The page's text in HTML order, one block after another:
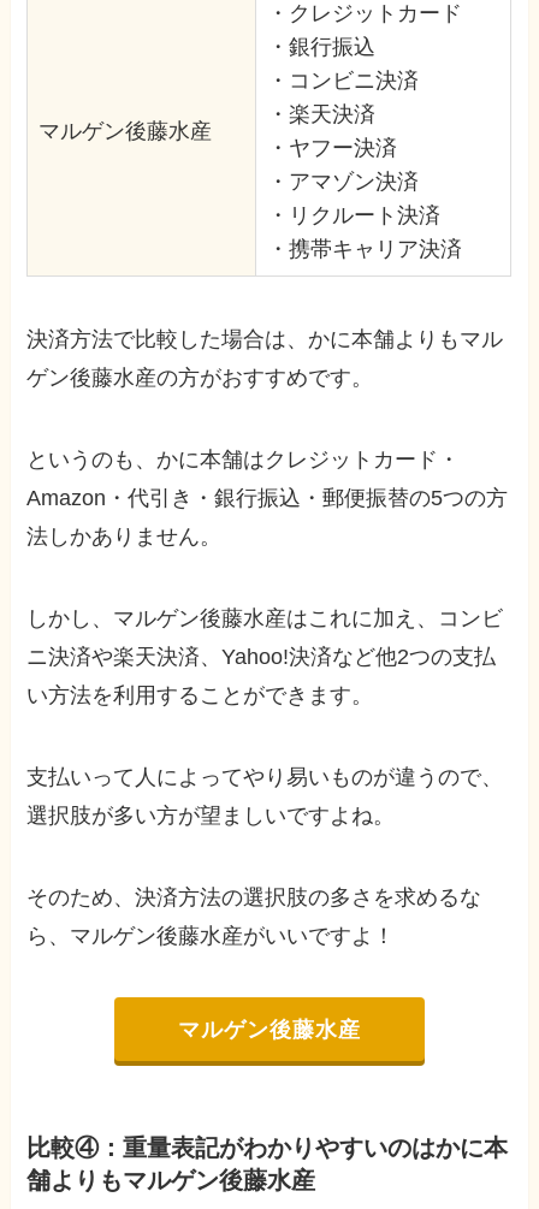
マルゲン後藤水産
・クレジットカード
・銀行振込
・コンビニ決済
・楽天決済
・ヤフー決済
・アマゾン決済
・リクルート決済
・携帯キャリア決済
決済方法で比較した場合は、かに本舗よりもマル
ゲン後藤水産の方がおすすめです。
というのも、かに本舗はクレジットカード・
Amazon・代引き・銀行振込・郵便振替の5つの方
法しかありません。
しかし、マルゲン後藤水産はこれに加え、コンビ
ニ決済や楽天決済、Yahoo!決済など他2つの支払
い方法を利用することができます。
支払いって人によってやり易いものが違うので、
選択肢が多い方が望ましいですよね。
そのため、決済方法の選択肢の多さを求めるな
ら、マルゲン後藤水産がいいですよ！
マルゲン後藤水産
比較④：重量表記がわかりやすいのはかに本
舗よりもマルゲン後藤水産